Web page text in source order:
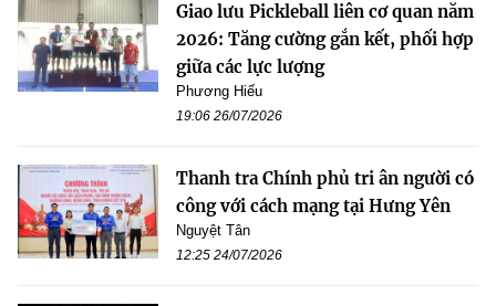
Giao lưu Pickleball liên cơ quan năm
2026: Tăng cường gắn kết, phối hợp
giữa các lực lượng
Phương Hiếu
19:06 26/07/2026
Thanh tra Chính phủ tri ân người có
công với cách mạng tại Hưng Yên
Nguyệt Tân
12:25 24/07/2026